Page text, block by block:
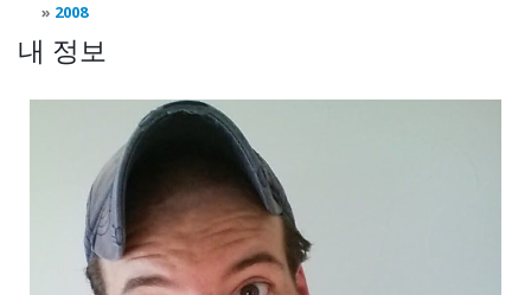
2008
내 정보